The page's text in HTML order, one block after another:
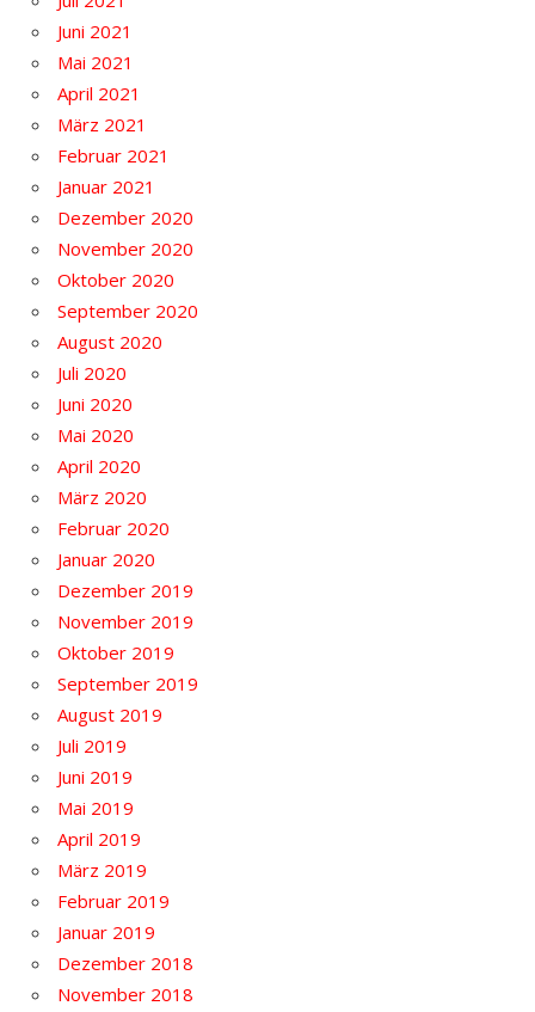
Juni 2021
Mai 2021
April 2021
März 2021
Februar 2021
Januar 2021
Dezember 2020
November 2020
Oktober 2020
September 2020
August 2020
Juli 2020
Juni 2020
Mai 2020
April 2020
März 2020
Februar 2020
Januar 2020
Dezember 2019
November 2019
Oktober 2019
September 2019
August 2019
Juli 2019
Juni 2019
Mai 2019
April 2019
März 2019
Februar 2019
Januar 2019
Dezember 2018
November 2018